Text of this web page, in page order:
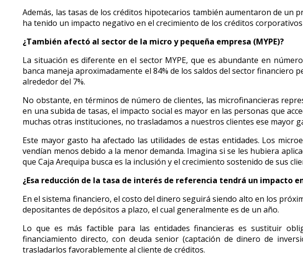
Además, las tasas de los créditos hipotecarios también aumentaron de un
ha tenido un impacto negativo en el crecimiento de los créditos
¿También afectó al sector de la micro y pequeña empresa (MYPE)?
La situación es diferente en el sector MYPE, que es abundante en
banca maneja aproximadamente el 84% de los saldos del sector financiero
alrededor del 7%.
No obstante, en términos de número de clientes, las microfinancieras
en una subida de tasas, el impacto social es mayor en las personas que
muchas otras instituciones, no trasladamos a nuestros clientes ese mayor
Este mayor gasto ha afectado las utilidades de estas entidades. Los
vendían menos debido a la menor demanda. Imagina si se les hubiera
que Caja Arequipa busca es la inclusión y el crecimiento sostenido de sus
¿Esa reducción de la tasa de interés de referencia tendrá un impacto
En el sistema financiero, el costo del dinero seguirá siendo alto en los
depositantes de depósitos a plazo, el cual generalmente es de un año.
Lo que es más factible para las entidades financieras es sustituir
financiamiento directo, con deuda senior (captación de dinero de
trasladarlos favorablemente al cliente de créditos.